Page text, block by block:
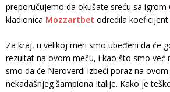
preporučujemo da okušate sreću sa igrom
kladionica Mozzartbet odredila koeficijent
Za kraj, u velikoj meri smo ubeđeni da će
rezultat na ovom meču, i kao što smo već
smo da će Neroverdi izbeći poraz na
nekadašnjeg šampiona Italije. Kako je